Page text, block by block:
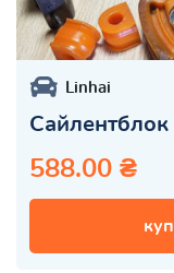
Linhai
588.00 ₴